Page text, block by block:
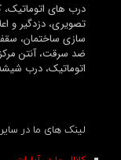
درب های اتوماتیک،
تصویری، دزدگیر و
سازی ساختمان،
ضد سرقت، آنتن
اتوماتیک، درب
لینک های ما در